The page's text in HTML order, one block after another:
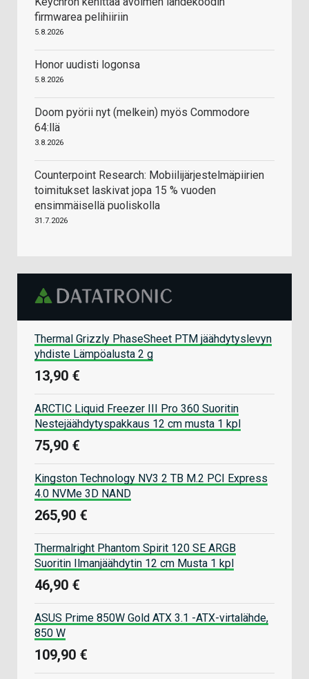
firmwarea pelihiiriin
5.8.2026
Honor uudisti logonsa
5.8.2026
Doom pyörii nyt (melkein) myös Commodore
64:llä
3.8.2026
Counterpoint Research: Mobiilijärjestelmäpiirien
toimitukset laskivat jopa 15 % vuoden
ensimmäisellä puoliskolla
31.7.2026
Thermal Grizzly PhaseSheet PTM jäähdytyslevyn
yhdiste Lämpöalusta 2 g
13,90 €
ARCTIC Liquid Freezer III Pro 360 Suoritin
Nestejäähdytyspakkaus 12 cm musta 1 kpl
75,90 €
Kingston Technology NV3 2 TB M.2 PCI Express
4.0 NVMe 3D NAND
265,90 €
Thermalright Phantom Spirit 120 SE ARGB
Suoritin Ilmanjäähdytin 12 cm Musta 1 kpl
46,90 €
ASUS Prime 850W Gold ATX 3.1 -ATX-virtalähde,
850 W
109,90 €